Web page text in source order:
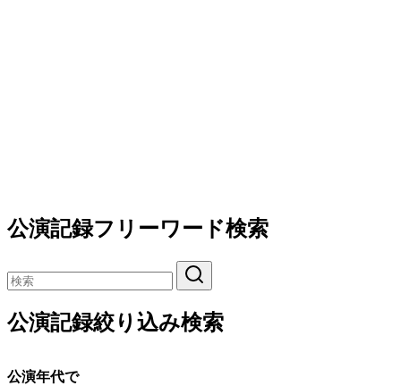
公演記録フリーワード検索
公演記録絞り込み検索
公演年代で